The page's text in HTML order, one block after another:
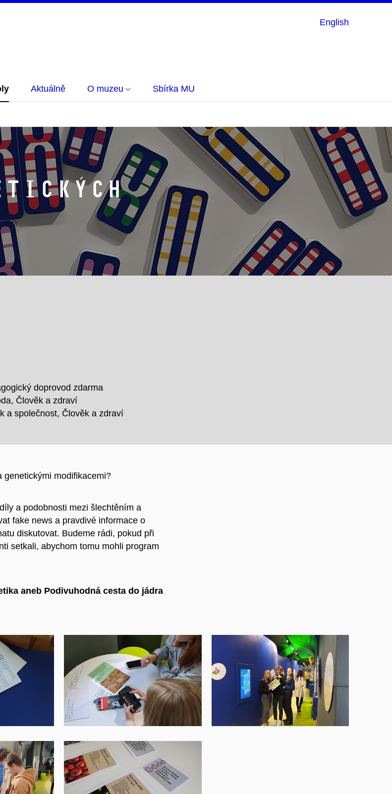
English
Aktuálně O muzeu Sbírka MU
doprovod zdarma
Člověk a zdraví
a společnost, Člověk a zdraví
genetickými modifikacemi?
a podobnosti mezi šlechtěním a
fake news a pravdivé informace o
diskutovat. Budeme rádi, pokud při
setkali, abychom tomu mohli program
aneb Podivuhodná cesta do jádra